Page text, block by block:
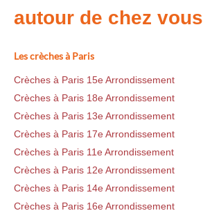
autour de chez vous
Les crèches à Paris
Crèches à Paris 15e Arrondissement
Crèches à Paris 18e Arrondissement
Crèches à Paris 13e Arrondissement
Crèches à Paris 17e Arrondissement
Crèches à Paris 11e Arrondissement
Crèches à Paris 12e Arrondissement
Crèches à Paris 14e Arrondissement
Crèches à Paris 16e Arrondissement